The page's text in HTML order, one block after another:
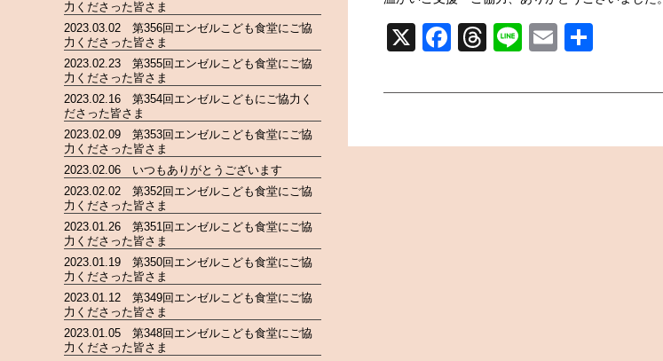
X Facebook
Threads
LineEmail
力くださった皆さま
2023.03.02 第356回エンゼルこども食堂にご協
力くださった皆さま
2023.02.23 第355回エンゼルこども食堂にご協
力くださった皆さま
2023.02.16 第354回エンゼルこどもにご協力く
ださった皆さま
2023.02.09 第353回エンゼルこども食堂にご協
力くださった皆さま
2023.02.06 いつもありがとうございます
2023.02.02 第352回エンゼルこども食堂にご協
力くださった皆さま
2023.01.26 第351回エンゼルこども食堂にご協
力くださった皆さま
2023.01.19 第350回エンゼルこども食堂にご協
力くださった皆さま
2023.01.12 第349回エンゼルこども食堂にご協
力くださった皆さま
2023.01.05 第348回エンゼルこども食堂にご協
力くださった皆さま